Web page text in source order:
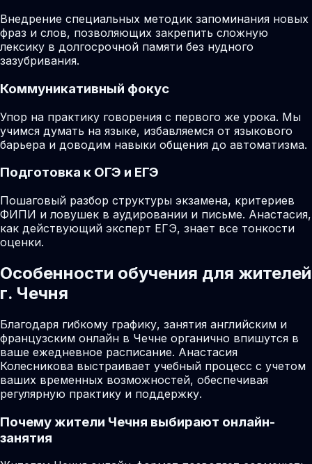
Внедрение специальных методик запоминания новых
фраз и слов, позволяющих закрепить сложную
лексику в долгосрочной памяти без нудного
зазубривания.
Коммуникативный фокус
Упор на практику говорения с первого же урока. Мы
учимся думать на языке, избавляемся от языкового
барьера и доводим навыки общения до автоматизма.
Подготовка к ОГЭ и ЕГЭ
Пошаговый разбор структуры экзамена, критериев
ФИПИ и ловушек в аудировании и письме. Анастасия,
как действующий эксперт ЕГЭ, знает все тонкости
оценки.
Особенности обучения для жителей
г. Чечня
Благодаря гибкому графику, занятия английским и
французским онлайн в Чечне органично впишутся в
ваше ежедневное расписание. Анастасия
Колесникова выстраивает учебный процесс с учетом
ваших временных возможностей, обеспечивая
регулярную практику и поддержку.
Почему жители Чечня выбирают онлайн-
занятия